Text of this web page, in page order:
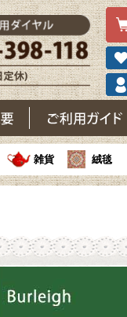
雑貨 絨毯